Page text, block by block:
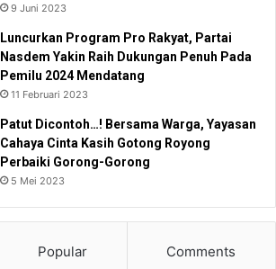
9 Juni 2023
Luncurkan Program Pro Rakyat, Partai
Nasdem Yakin Raih Dukungan Penuh Pada
Pemilu 2024 Mendatang
11 Februari 2023
Patut Dicontoh…! Bersama Warga, Yayasan
Cahaya Cinta Kasih Gotong Royong
Perbaiki Gorong-Gorong
5 Mei 2023
Popular Comments